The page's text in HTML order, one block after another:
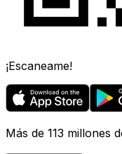
¡Escaneame!
Más de 113 millones